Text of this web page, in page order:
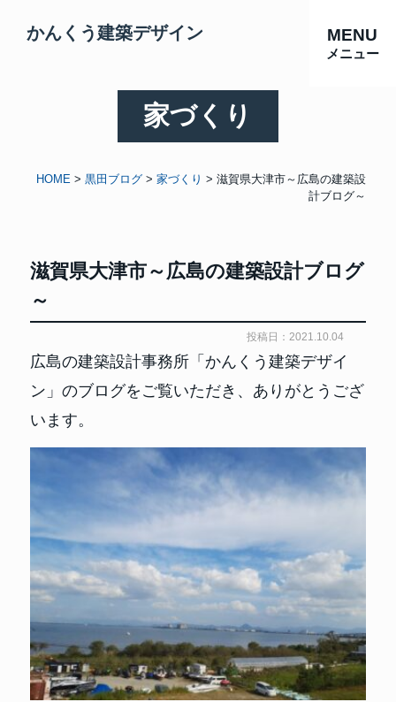
かんくう建築デザイン MENU
メニュー
家づくり
HOME >黒田ブログ >家づくり >滋賀県大津市～広島の建築設
計ブログ～
滋賀県大津市～広島の建築設計ブログ
～
投稿日：2021.10.04
広島の建築設計事務所「かんくう建築デザイ
ン」のブログをご覧いただき、ありがとうござ
います。